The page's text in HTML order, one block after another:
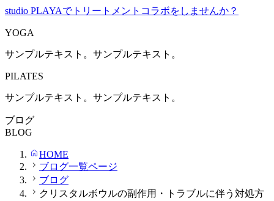
studio PLAYAでトリートメントコラボをしませんか？
YOGA
サンプルテキスト。サンプルテキスト。
PILATES
サンプルテキスト。サンプルテキスト。
ブログ
BLOG
HOME
ブログ一覧ページ
ブログ
クリスタルボウルの副作用・トラブルに伴う対処方